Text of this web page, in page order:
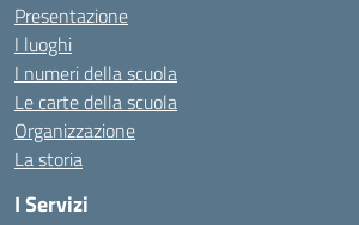
Presentazione
I luoghi
I numeri della scuola
Le carte della scuola
Organizzazione
La storia
I Servizi